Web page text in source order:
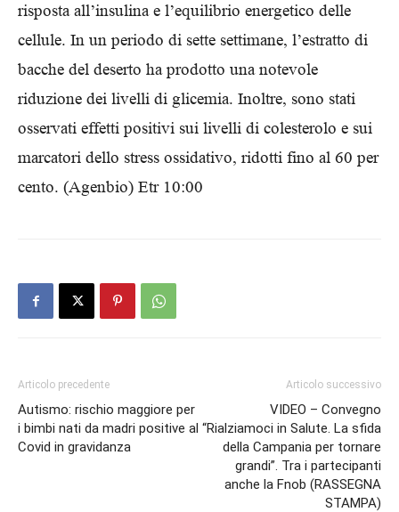
risposta all’insulina e l’equilibrio energetico delle
cellule. In un periodo di sette settimane, l’estratto di
bacche del deserto ha prodotto una notevole
riduzione dei livelli di glicemia. Inoltre, sono stati
osservati effetti positivi sui livelli di colesterolo e sui
marcatori dello stress ossidativo, ridotti fino al 60 per
cento. (Agenbio) Etr 10:00
Articolo precedente
Autismo: rischio maggiore per
i bimbi nati da madri positive al
Covid in gravidanza
Articolo successivo
VIDEO – Convegno
“Rialziamoci in Salute. La sfida
della Campania per tornare
grandi”. Tra i partecipanti
anche la Fnob (RASSEGNA
STAMPA)